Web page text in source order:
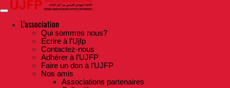
Skip
to
contentL'association
Qui sommes nous?
Ecrire à l’Ujfp
Contactez-nous
Adhérer à l’UJFP
Faire un don à l’UJFP
Nos amis
Associations partenaires